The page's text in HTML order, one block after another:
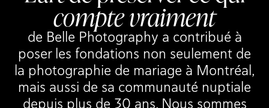
compte vraiment
de Belle Photography a contribué à
poser les fondations non seulement de
la photographie de mariage à Montréal,
mais aussi de sa communauté nuptiale
depuis plus de 30 ans. Nous sommes